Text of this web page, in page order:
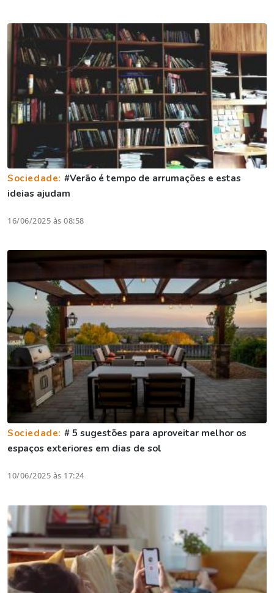
Sociedade: #Verão é tempo de arrumações e estas
ideias ajudam
16/06/2025 às 08:58
Sociedade: # 5 sugestões para aproveitar melhor os
espaços exteriores em dias de sol
10/06/2025 às 17:24